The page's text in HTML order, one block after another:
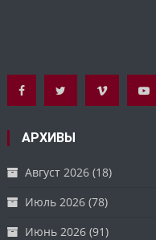
АРХИВЫ
Август 2026 (18)
Июль 2026 (78)
Июнь 2026 (91)